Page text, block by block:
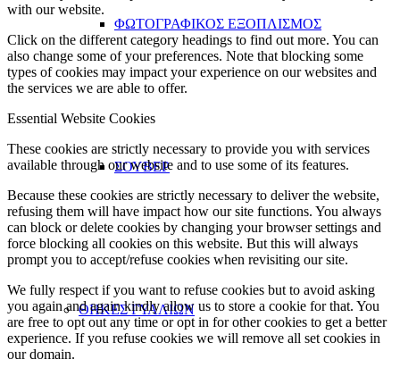
ΦΩΤΟΓΡΑΦΙΚΟΣ ΕΞΟΠΛΙΣΜΟΣ
ΣΟΥΒΕΡ
ΘΗΚΕΣ ΓΥΑΛΙΩΝ
with our website.
Click on the different category headings to find out more. You can
also change some of your preferences. Note that blocking some
types of cookies may impact your experience on our websites and
the services we are able to offer.
Essential Website Cookies
These cookies are strictly necessary to provide you with services
available through our website and to use some of its features.
Because these cookies are strictly necessary to deliver the website,
refusing them will have impact how our site functions. You always
can block or delete cookies by changing your browser settings and
force blocking all cookies on this website. But this will always
prompt you to accept/refuse cookies when revisiting our site.
We fully respect if you want to refuse cookies but to avoid asking
you again and again kindly allow us to store a cookie for that. You
are free to opt out any time or opt in for other cookies to get a better
experience. If you refuse cookies we will remove all set cookies in
our domain.